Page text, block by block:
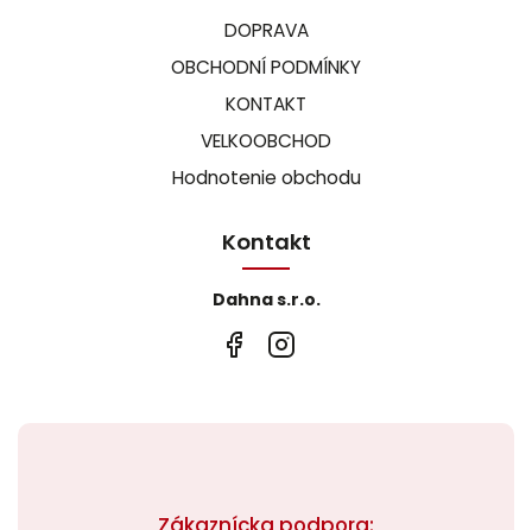
DOPRAVA
OBCHODNÍ PODMÍNKY
KONTAKT
VELKOOBCHOD
Hodnotenie obchodu
Kontakt
Dahna s.r.o.